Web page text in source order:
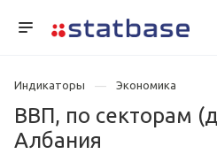
Индикаторы Экономика
ВВП, по секторам
Албания